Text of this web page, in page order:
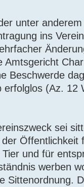
unter
ins
Amtsgericht
Beschwerde
erfolglos (Az. 12
sei
Öffentlichkeit
und für
werben
Sittenordnung.